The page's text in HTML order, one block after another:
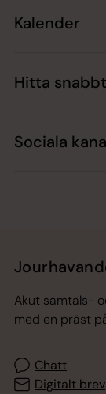
Kalender
Hitta snabbt
Sociala
Akut samtals-
med en präst
Chatt
Digitalt brev